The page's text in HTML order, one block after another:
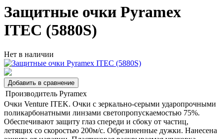
Защитные очки Pyramex
ITEC (5880S)
Нет в наличии
Добавить в сравнение
Производитель Pyramex
Очки Venture ITEK. Очки c зеркально-серыми ударопрочными
поликарбонатными линзами светопропускаемостью 75%.
Обеспечивают защиту глаз спереди и сбоку от частиц,
летящих со скоростью 200м/с. Обрезиненные дужки. Нанесена